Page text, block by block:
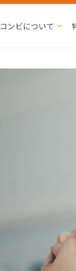
コンビについて